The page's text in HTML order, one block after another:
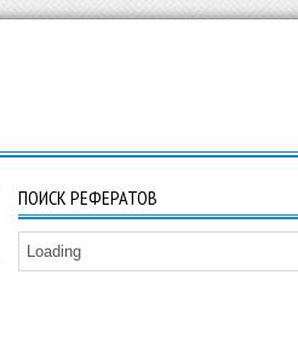
ПОИСК РЕФЕРАТОВ
Loading